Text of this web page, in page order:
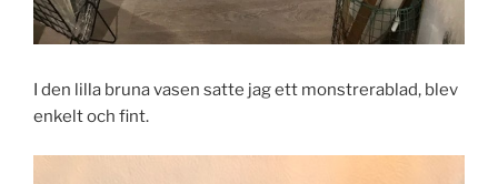
I den lilla bruna vasen satte jag ett monstrerablad, blev
enkelt och fint.